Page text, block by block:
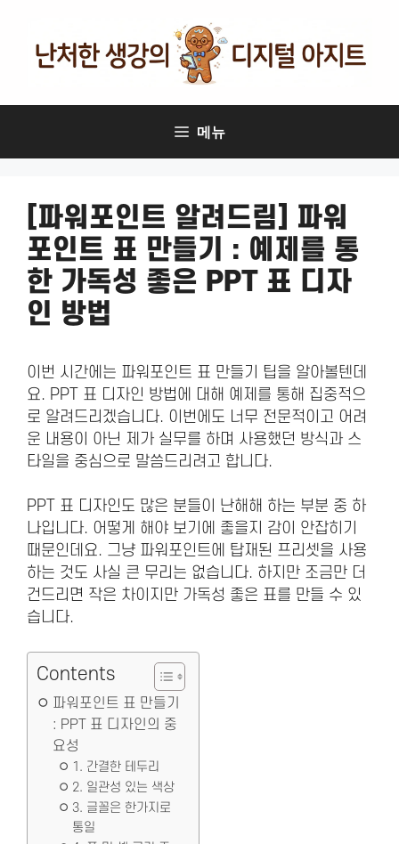
메뉴
[파워포인트 알려드림] 파워
포인트 표 만들기 : 예제를 통
한 가독성 좋은 PPT 표 디자
인 방법
이번 시간에는 파워포인트 표 만들기 팁을 알아볼텐데
요. PPT 표 디자인 방법에 대해 예제를 통해 집중적으
로 알려드리겠습니다. 이번에도 너무 전문적이고 어려
운 내용이 아닌 제가 실무를 하며 사용했던 방식과 스
타일을 중심으로 말씀드리려고 합니다.
PPT 표 디자인도 많은 분들이 난해해 하는 부분 중 하
나입니다. 어떻게 해야 보기에 좋을지 감이 안잡히기
때문인데요. 그냥 파워포인트에 탑재된 프리셋을 사용
하는 것도 사실 큰 무리는 없습니다. 하지만 조금만 더
건드리면 작은 차이지만 가독성 좋은 표를 만들 수 있
습니다.
Contents
파워포인트 표 만들기
: PPT 표 디자인의 중
요성
1. 간결한 테두리
2. 일관성 있는 색상
3. 글꼴은 한가지로
통일